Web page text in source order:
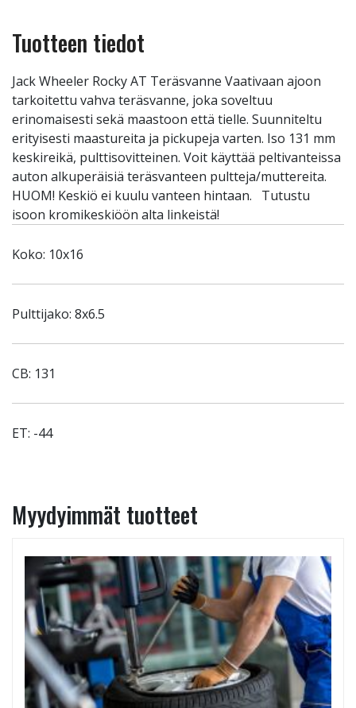
Tuotteen tiedot
Jack Wheeler Rocky AT Teräsvanne Vaativaan ajoon
tarkoitettu vahva teräsvanne, joka soveltuu
erinomaisesti sekä maastoon että tielle. Suunniteltu
erityisesti maastureita ja pickupeja varten. Iso 131 mm
keskireikä, pulttisovitteinen. Voit käyttää peltivanteissa
auton alkuperäisiä teräsvanteen pultteja/muttereita.
HUOM! Keskiö ei kuulu vanteen hintaan. Tutustu
isoon kromikeskiöön alta linkeistä!
Koko: 10x16
Pulttijako: 8x6.5
CB: 131
ET: -44
Myydyimmät tuotteet